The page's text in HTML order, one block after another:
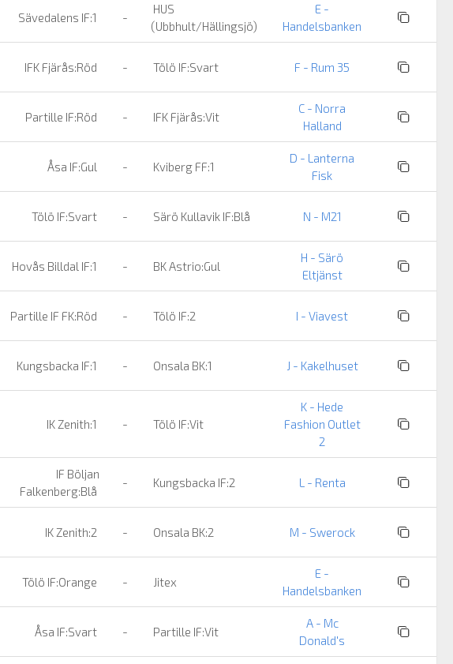
Sävedalens IF:1 -
HUS
(Ubbhult/Hällingsjö)
E -
Handelsbanken
IFK Fjärås:Röd - Tölö IF:Svart F - Rum 35
Partille IF:Röd - IFK Fjärås:Vit
C - Norra
Halland
Åsa IF:Gul - Kviberg FF:1
D - Lanterna
Fisk
Tölö IF:Svart - Särö Kullavik IF:Blå N - M21
Hovås Billdal IF:1 - BK Astrio:Gul
H - Särö
Eltjänst
Partille IF FK:Röd - Tölö IF:2 I - Viavest
Kungsbacka IF:1 - Onsala BK:1 J - Kakelhuset
IK Zenith:1 - Tölö IF:Vit
K - Hede
Fashion Outlet
2
IF Böljan
Falkenberg:Blå
- Kungsbacka IF:2 L - Renta
IK Zenith:2 - Onsala BK:2 M - Swerock
Tölö IF:Orange - Jitex
E -
Handelsbanken
Åsa IF:Svart - Partille IF:Vit
A - Mc
Donald's